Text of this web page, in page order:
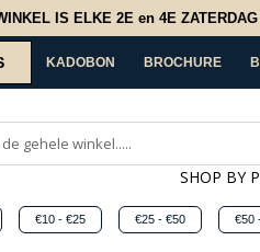
IS ELKE 2E en 4E
KADOBON BROCHURE
SHOP BY
€10 - €25 €25 - €50 €50